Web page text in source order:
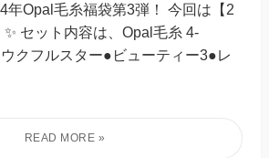
年Opal毛糸福袋第3弾！ 今回は【2
セット内容は、Opal毛糸 4-
クフルスター●ビューティー3●レ